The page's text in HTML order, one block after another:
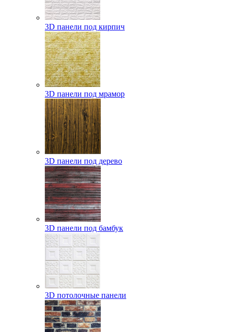
3D панели под кирпич
3D панели под мрамор
3D панели под дерево
3D панели под бамбук
3D потолочные панели